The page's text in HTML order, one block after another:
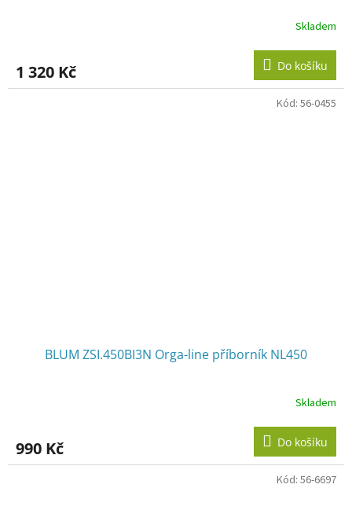
Skladem
1 320 Kč Do košíku
BLUM ZSI.450BI3N Orga-line příborník NL450
Skladem
990 Kč Do košíku
Kód: 56-0455
Kód: 56-6697